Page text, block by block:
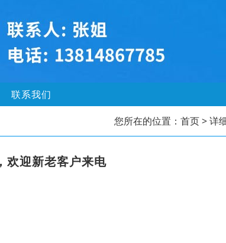
联系我们
您所在的位置： 首页> 详
欢迎新老客户来电